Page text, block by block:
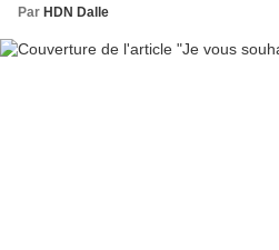
Par HDN Dalle